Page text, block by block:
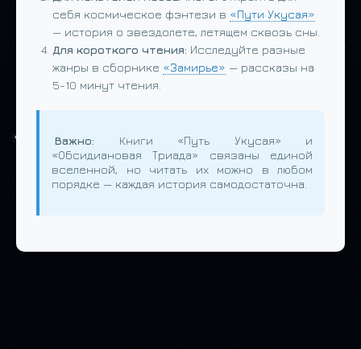
себя космическое фэнтези в «Пути Укусая»
— история о звездолете, летящем сквозь сны.
Для короткого чтения: Исследуйте разные
жанры в сборнике «Замирье» — рассказы на
5-10 минут чтения.
Важно: Книги «Путь Укусая» и
«Обсидиановая Триада» связаны единой
вселенной, но читать их можно в любом
порядке — каждая история самодостаточна.